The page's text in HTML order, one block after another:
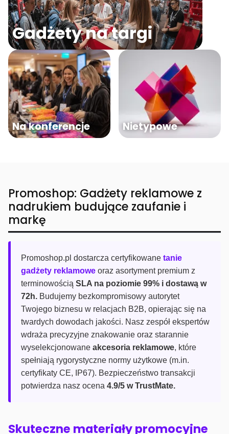
Gadżety na targi
Na konferencje Nietypowe
Promoshop: Gadżety reklamowe z
nadrukiem budujące zaufanie i
markę
Promoshop.pl dostarcza certyfikowane tanie
gadżety reklamowe oraz asortyment premium z
terminowością SLA na poziomie 99% i dostawą w
72h. Budujemy bezkompromisowy autorytet
Twojego biznesu w relacjach B2B, opierając się na
twardych dowodach jakości. Nasz zespół ekspertów
wdraża precyzyjne znakowanie oraz starannie
wyselekcjonowane akcesoria reklamowe, które
spełniają rygorystyczne normy użytkowe (m.in.
certyfikaty CE, IP67). Bezpieczeństwo transakcji
potwierdza nasz ocena 4.9/5 w TrustMate.
Skuteczne materiały promocyjne